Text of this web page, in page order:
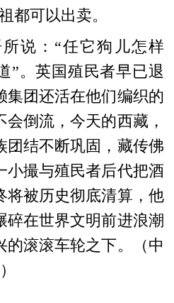
都可以出卖。
：“任它狗儿怎样
”。英国殖民者早已退
集团还活在他们编织的
倒流，今天的西藏，
团结不断巩固，藏传佛
小撮与殖民者后代把酒
将被历史彻底清算，他
碎在世界文明前进浪潮
的滚滚车轮之下。（中